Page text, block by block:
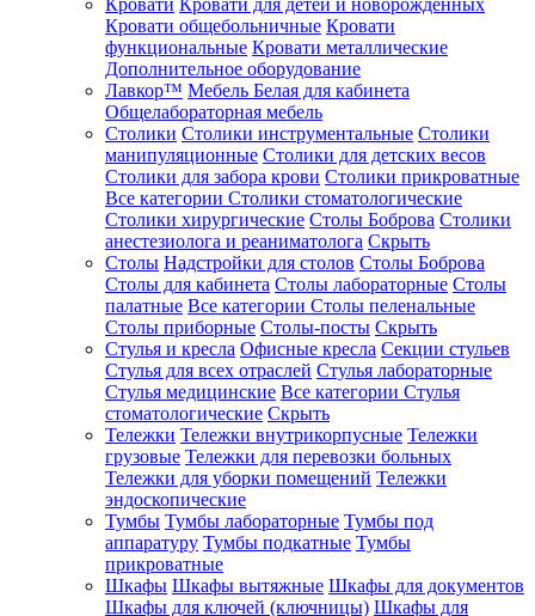
Кровати Кровати для детей и новорожденных
Кровати общебольничные Кровати
функциональные Кровати металлические
Дополнительное оборудование
Лавкор™ Мебель Белая для кабинета
Общелабораторная мебель
Столики Столики инструментальные Столики
манипуляционные Столики для детских весов
Столики для забора крови Столики прикроватные
Все категории Столики стоматологические
Столики хирургические Столы Боброва Столики
анестезиолога и реаниматолога Скрыть
Столы Надстройки для столов Столы Боброва
Столы для кабинета Столы лабораторные Столы
палатные Все категории Столы пеленальные
Столы приборные Столы-посты Скрыть
Стулья и кресла Офисные кресла Секции стульев
Стулья для всех отраслей Стулья лабораторные
Стулья медицинские Все категории Стулья
стоматологические Скрыть
Тележки Тележки внутрикорпусные Тележки
грузовые Тележки для перевозки больных
Тележки для уборки помещений Тележки
эндоскопические
Тумбы Тумбы лабораторные Тумбы под
аппаратуру Тумбы подкатные Тумбы
прикроватные
Шкафы Шкафы вытяжные Шкафы для документов
Шкафы для ключей (ключницы) Шкафы для